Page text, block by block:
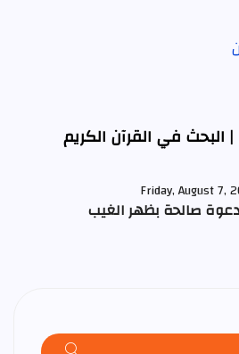
| البحث في القرآن الكريم
Friday, August 7,
صالحة بظهر الغيب